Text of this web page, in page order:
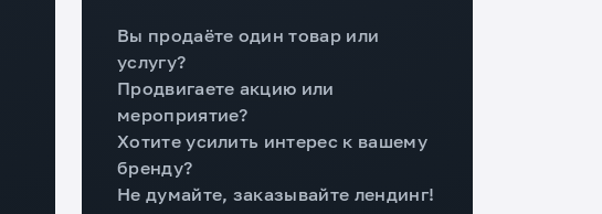
Вы продаёте один товар или
услугу?
Продвигаете акцию или
мероприятие?
Хотите усилить интерес к вашему
бренду?
Не думайте, заказывайте лендинг!